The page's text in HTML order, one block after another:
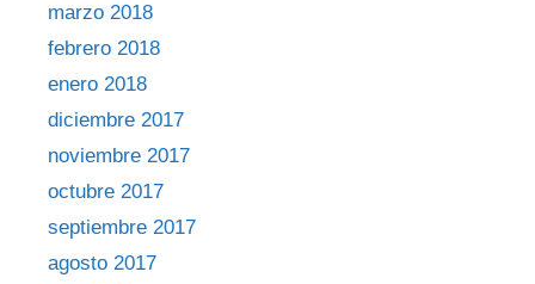
marzo 2018
febrero 2018
enero 2018
diciembre 2017
noviembre 2017
octubre 2017
septiembre 2017
agosto 2017